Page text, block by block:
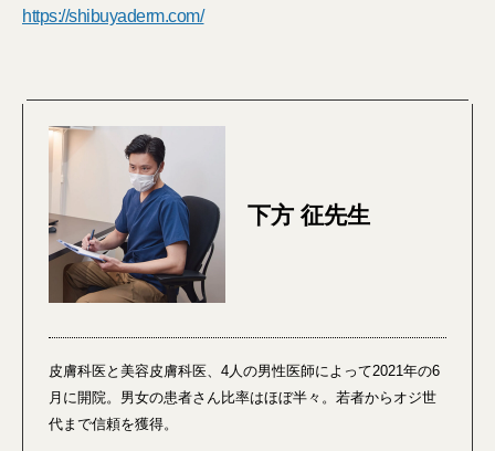
https://shibuyaderm.com/
下方 征先生
皮膚科医と美容皮膚科医、4人の男性医師によって2021年の6
月に開院。男女の患者さん比率はほぼ半々。若者からオジ世
代まで信頼を獲得。